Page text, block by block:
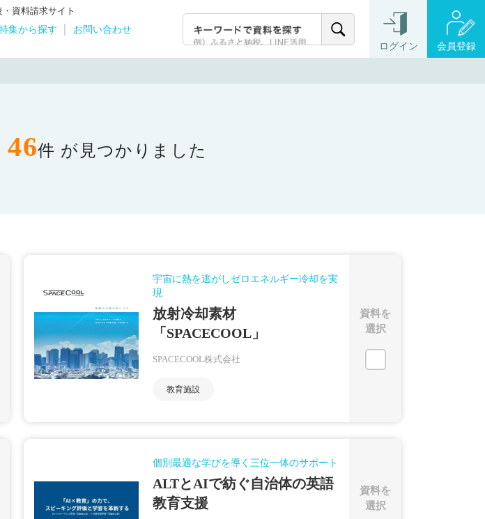
資料請求サイト
集から探す
お問い合わせ
ログイン 会員登録
46件 が見つかりました
宇宙に熱を逃がしゼロエネルギー冷却を実
現
放射冷却素材
「SPACECOOL」
SPACECOOL株式会社
教育施設
資料を
選択
個別最適な学びを導く三位一体のサポート
ALTとAIで紡ぐ自治体の英語
教育支援
資料を
選択